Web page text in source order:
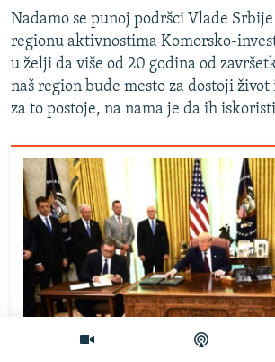
Nadamo se punoj podršci Vlade
regionu aktivnostima Komorsko-
u želji da više od 20 godina od
naš region bude mesto za dostoji
za to postoje, na nama je da ih